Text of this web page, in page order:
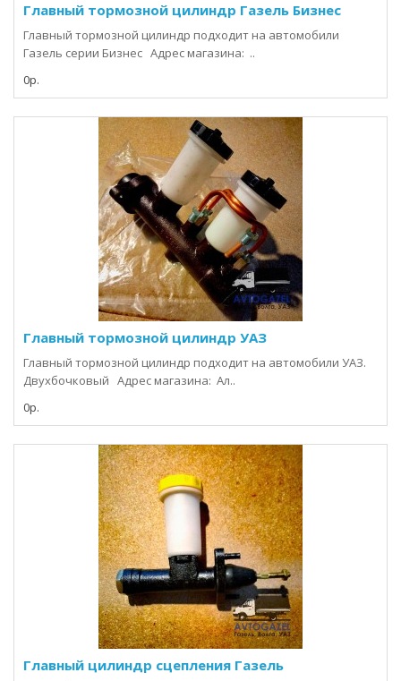
Главный тормозной цилиндр Газель Бизнес
Главный тормозной цилиндр подходит на автомобили
Газель серии Бизнес Адрес магазина: ..
0р.
Главный тормозной цилиндр УАЗ
Главный тормозной цилиндр подходит на автомобили УАЗ.
Двухбочковый Адрес магазина: Ал..
0р.
Главный цилиндр сцепления Газель